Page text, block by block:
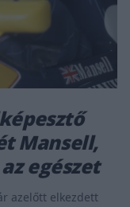
Mansell,
egészet
azelőtt elkezdett